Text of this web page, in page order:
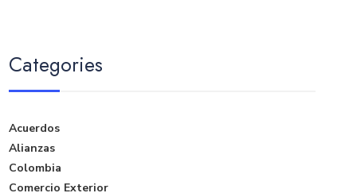
Categories
Acuerdos
Alianzas
Colombia
Comercio Exterior